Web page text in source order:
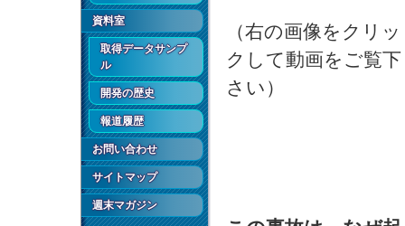
資料室
取得データサンプ
ル
開発の歴史
報道履歴
お問い合わせ
サイトマップ
週末マガジン
（右の画像をクリッ
クして動画をご覧下
さい）